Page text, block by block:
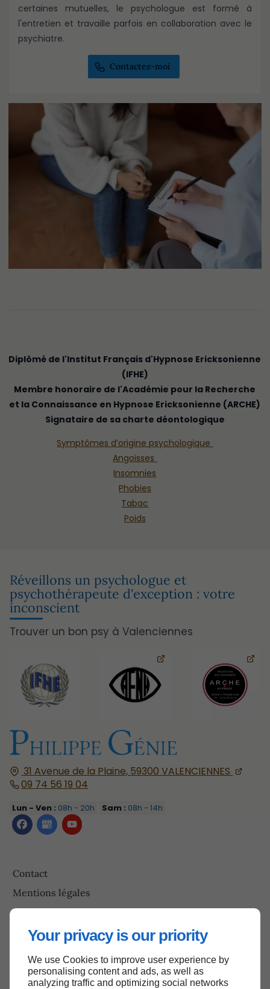
Your privacy is our priority
We use Cookies to improve user experience by
personalising content and ads, as well as
analyzing traffic and optimizing social networks
certaines mutuelles, le psychologue est formé à
l'entretien et travaille parfois en collaboration avec le
psychiatre.
Contactez-moi
Diplômé de l'Institut Français d'Hypnose Ericksonienne
(IFHE)
Membre honoraire de l'Académie pour la Recherche
et la Connaissance en Hypnose Ericksonienne (ARCHE)
Signataire de sa charte déontologique
Symptômes d’origine psychologique
Angoisses
Insomnies
Phobies
Tabac
Poids
31 Avenue de la Plaine, 59300 VALENCIENNES
09 74 56 19 04
Lun - Ven : 08h - 20h Sam : 08h - 14h
Contact
Mentions légales
Plan du site
Réveillons un psychologue et
psychothérapeute d'exception : votre
inconscient
Trouver un bon psy à Valenciennes
Haut de page